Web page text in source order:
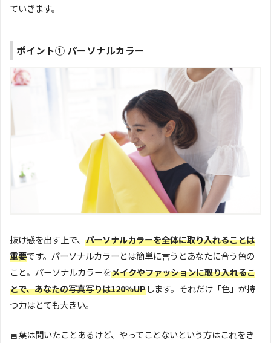
ていきます。
ポイント① パーソナルカラー
抜け感を出す上で、 パーソナルカラーを全体に取り入れることは
重要です。パーソナルカラーとは簡単に言うとあなたに合う色の
こと。パーソナルカラーをメイクやファッションに取り入れるこ
とで、あなたの写真写りは120％UPします。それだけ「色」が持
つ力はとても大きい。
言葉は聞いたことあるけど、やってことないという方はこれをき